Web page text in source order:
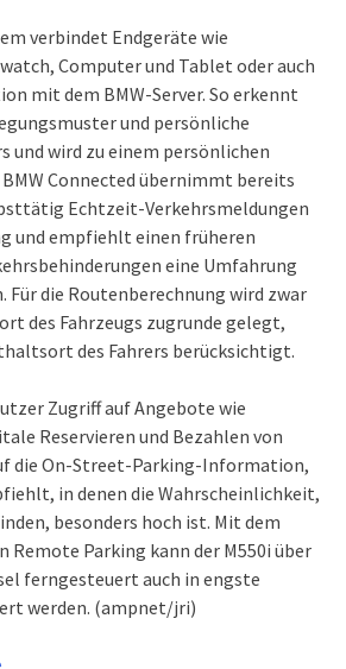
verbindet Endgeräte wie
Computer und Tablet oder auch
mit dem BMW-Server. So erkennt
und persönliche
und wird zu einem persönlichen
Connected übernimmt bereits
Echtzeit-Verkehrsmeldungen
und empfiehlt einen früheren
eine Umfahrung
Für die Routenberechnung wird zwar
des Fahrzeugs zugrunde gelegt,
des Fahrers berücksichtigt.
Zugriff auf Angebote wie
Reservieren und Bezahlen von
die On-Street-Parking-Information,
in denen die Wahrscheinlichkeit,
besonders hoch ist. Mit dem
Parking kann der M550i über
ferngesteuert auch in engste
werden. (ampnet/jri)